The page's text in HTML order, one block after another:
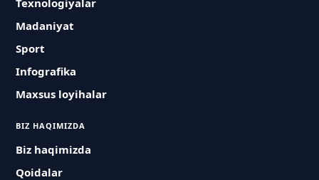
Texnologiyalar
Madaniyat
Sport
Infografika
Maxsus loyihalar
BIZ HAQIMIZDA
Biz haqimizda
Qoidalar